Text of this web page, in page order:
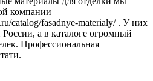
компании
catalog/fasadnye-materialy/ . У них
России, а в каталоге огромный
Профессиональная